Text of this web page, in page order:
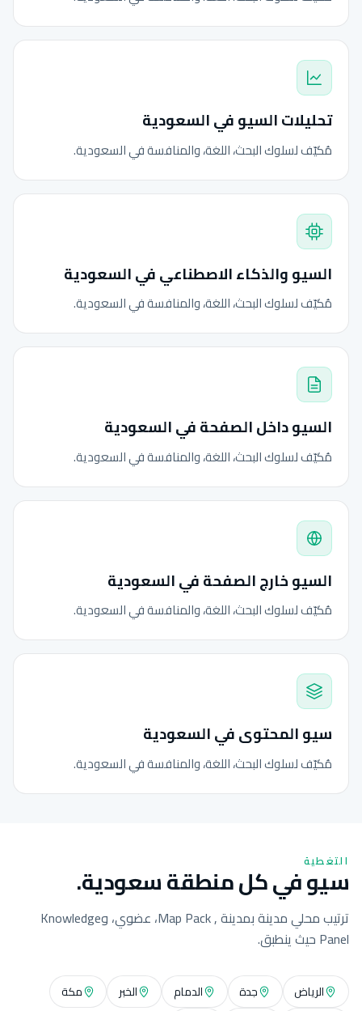
تحليلات السيو في السعودية
مُكيّف لسلوك البحث، اللغة، والمنافسة في السعودية.
السيو والذكاء الاصطناعي في السعودية
مُكيّف لسلوك البحث، اللغة، والمنافسة في السعودية.
السيو داخل الصفحة في السعودية
مُكيّف لسلوك البحث، اللغة، والمنافسة في السعودية.
السيو خارج الصفحة في السعودية
مُكيّف لسلوك البحث، اللغة، والمنافسة في السعودية.
سيو المحتوى في السعودية
مُكيّف لسلوك البحث، اللغة، والمنافسة في السعودية.
التغطية
سيو في كل منطقة سعودية.
ترتيب محلي مدينة بمدينة , Map Pack، عضوي، وKnowledge
Panel حيث ينطبق.
الرياض جدة الدمام الخبر
مكة